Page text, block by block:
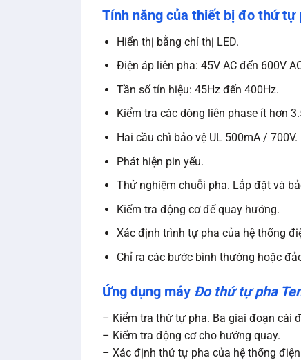
Tính năng của thiết bị đo thứ tự
Hiển thị bằng chỉ thị LED.
Điện áp liên pha: 45V AC đến 600V
Tần số tín hiệu: 45Hz đến 400Hz.
Kiểm tra các dòng liên phase ít hơn
Hai cầu chì bảo vệ UL 500mA / 700V.
Phát hiện pin yếu.
Thử nghiệm chuỗi pha. Lắp đặt và
Kiểm tra động cơ để quay hướng.
Xác định trình tự pha của hệ thống
Chỉ ra các bước bình thường hoặc
Ứng dụng máy Đo thứ tự pha
– Kiểm tra thứ tự pha. Ba giai đoạn cài
– Kiểm tra động cơ cho hướng quay.
– Xác định thứ tự pha của hệ thống